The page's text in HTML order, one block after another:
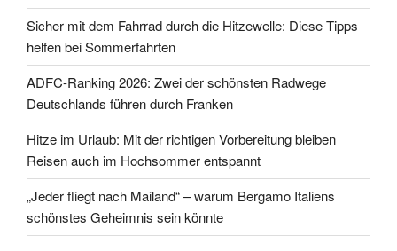
Sicher mit dem Fahrrad durch die Hitzewelle: Diese Tipps
helfen bei Sommerfahrten
ADFC-Ranking 2026: Zwei der schönsten Radwege
Deutschlands führen durch Franken
Hitze im Urlaub: Mit der richtigen Vorbereitung bleiben
Reisen auch im Hochsommer entspannt
„Jeder fliegt nach Mailand“ – warum Bergamo Italiens
schönstes Geheimnis sein könnte